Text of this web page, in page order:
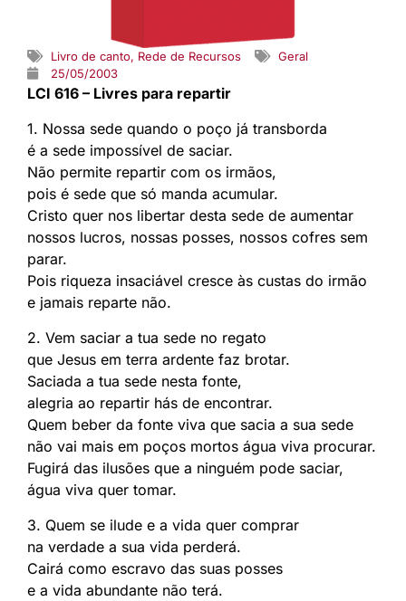
Livro de canto, Rede de Recursos
Geral
25/05/2003
LCI 616 – Livres para repartir
1. Nossa sede quando o poço já transborda
é a sede impossível de saciar.
Não permite repartir com os irmãos,
pois é sede que só manda acumular.
Cristo quer nos libertar desta sede de aumentar
nossos lucros, nossas posses, nossos cofres sem
parar.
Pois riqueza insaciável cresce às custas do irmão
e jamais reparte não.
2. Vem saciar a tua sede no regato
que Jesus em terra ardente faz brotar.
Saciada a tua sede nesta fonte,
alegria ao repartir hás de encontrar.
Quem beber da fonte viva que sacia a sua sede
não vai mais em poços mortos água viva procurar.
Fugirá das ilusões que a ninguém pode saciar,
água viva quer tomar.
3. Quem se ilude e a vida quer comprar
na verdade a sua vida perderá.
Cairá como escravo das suas posses
e a vida abundante não terá.